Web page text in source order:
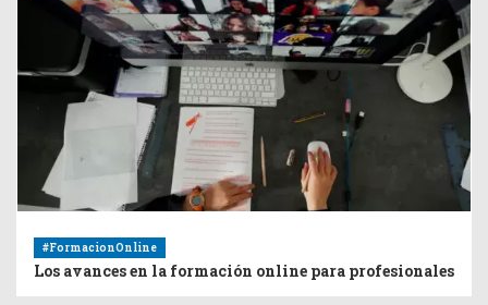
#FormacionOnline
Los avances en la formación online para profesionales